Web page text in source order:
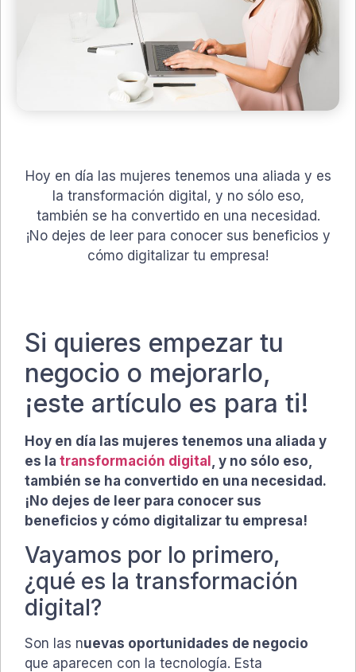
Hoy en día las mujeres tenemos una aliada y es
la transformación digital, y no sólo eso,
también se ha convertido en una necesidad.
¡No dejes de leer para conocer sus beneficios y
cómo digitalizar tu empresa!
Si quieres empezar tu
negocio o mejorarlo,
¡este artículo es para ti!
Hoy en día las mujeres tenemos una aliada y
es la transformación digital , y no sólo eso,
también se ha convertido en una necesidad.
¡No dejes de leer para conocer sus
beneficios y cómo digitalizar tu empresa!
Vayamos por lo primero,
¿qué es la transformación
digital?
Son las nuevas oportunidades de negocio
que aparecen con la tecnología. Esta